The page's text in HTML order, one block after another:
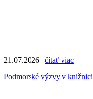
21.07.2026 | čítať viac
Podmorské výzvy v knižnici